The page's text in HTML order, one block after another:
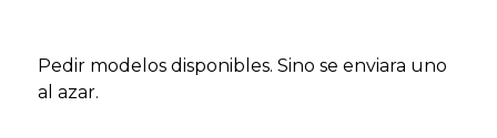
Pedir modelos disponibles. Sino se enviara uno
al azar.